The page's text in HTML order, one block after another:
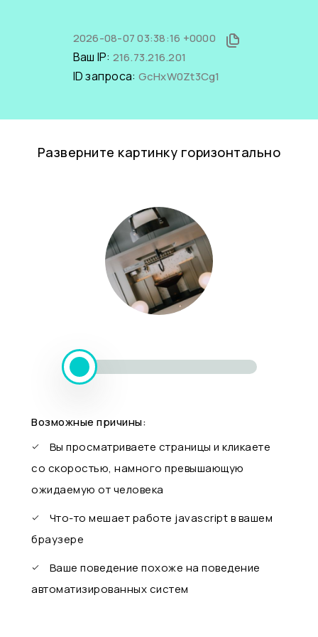
2026-08-07 03:38:16 +0000
Ваш IP: 216.73.216.201
ID запроса: GcHxW0Zt3Cg1
Разверните картинку горизонтально
Возможные причины:
Вы просматриваете страницы и кликаете
со скоростью, намного превышающую
ожидаемую от человека
Что-то мешает работе javascript в вашем
браузере
Ваше поведение похоже на поведение
автоматизированных систем